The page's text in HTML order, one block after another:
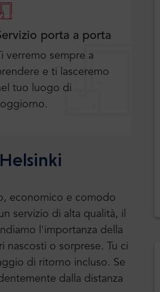
porta a porta
Ti verremo sempre a
e ti lasceremo
tuo luogo di
economico e comodo
servizio di alta qualità, il
l'importanza della
nascosti o sorprese. Tu ci
di ritorno incluso. Se
dalla distanza